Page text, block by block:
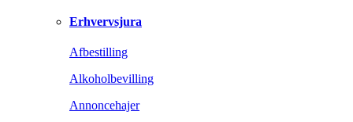
Erhvervsjura
Afbestilling
Alkoholbevilling
Annoncehajer